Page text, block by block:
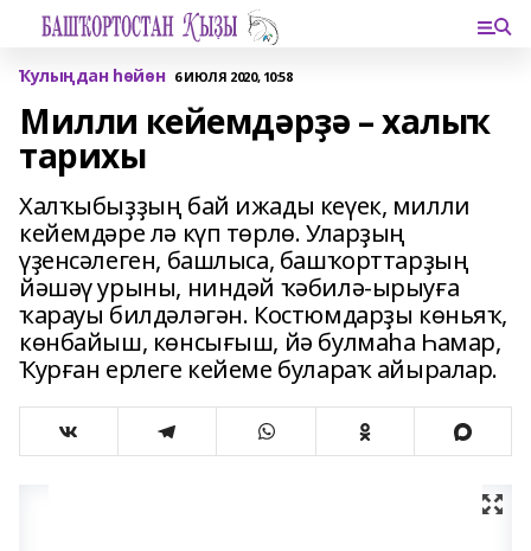
Ҡулыңдан һөйөн 6 ИЮЛЯ 2020, 10:58
Милли кейемдәрҙә – халыҡ
тарихы
Халҡыбыҙҙың бай ижады кеүек, милли
кейемдәре лә күп төрлө. Уларҙың
үҙенсәлеген, башлыса, башҡорттарҙың
йәшәү урыны, ниндәй ҡәбилә-ырыуға
ҡарауы билдәләгән. Костюмдарҙы көньяҡ,
көнбайыш, көнсығыш, йә булмаһа Һамар,
Ҡурған ерлеге кейеме булараҡ айыралар.